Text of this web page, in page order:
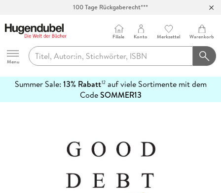
100 Tage Rückgaberecht***
Hugendubel
Menu
Filiale Konto Merkzettel Warenkorb
Summer Sale: 13% Rabatt12auf viele Sortimente mit dem
CodeSOMMER13
erfahren